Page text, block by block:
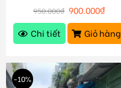
950.000₫ 900.000₫
Chi tiết
Giỏ hàng
-10%